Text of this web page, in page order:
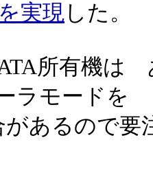
実現 した。
所有機は
ラモードを
あるので要